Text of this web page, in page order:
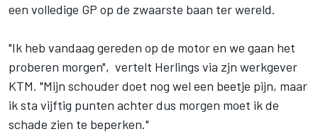
een volledige GP op de zwaarste baan ter wereld.
"Ik heb vandaag gereden op de motor en we gaan het
proberen morgen", vertelt Herlings via zjn werkgever
KTM. "Mijn schouder doet nog wel een beetje pijn, maar
ik sta vijftig punten achter dus morgen moet ik de
schade zien te beperken."